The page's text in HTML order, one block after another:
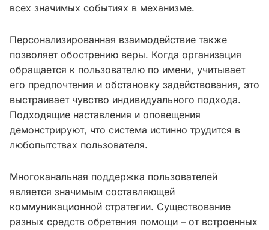
всех значимых событиях в механизме.
Персонализированная взаимодействие также
позволяет обострению веры. Когда организация
обращается к пользователю по имени, учитывает
его предпочтения и обстановку задействования, это
выстраивает чувство индивидуального подхода.
Подходящие наставления и оповещения
демонстрируют, что система истинно трудится в
любопытствах пользователя.
Многоканальная поддержка пользователей
является значимым составляющей
коммуникационной стратегии. Существование
разных средств обретения помощи – от встроенных